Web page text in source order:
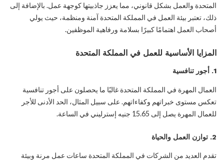
المتحدة والعمل بشكل قانوني، مما يعزز جاذبيتها كوجهة عمل. بالإضافة إلى
ذلك، تعتبر بيئة العمل في المملكة المتحدة آمنة ومنظمة، حيث يولي
أصحاب العمل اهتمامًا كبيرًا بسلامة ورفاهية الموظفين.
المزايا الأساسية للعمل في المملكة المتحدة
1. أجور تنافسية
العمال المهرة في المملكة المتحدة غالبًا ما يحصلون على أجور تنافسية
تعكس مستوى خبراتهم وكفاءاتهم. على سبيل المثال، الحد الأدنى للأجر
للعمال المهرة يصل إلى 15.65 جنيه إسترليني في الساعة.
2. توازن العمل والحياة
تقدم العديد من الشركات في المملكة المتحدة ساعات عمل مرنة وبيئة